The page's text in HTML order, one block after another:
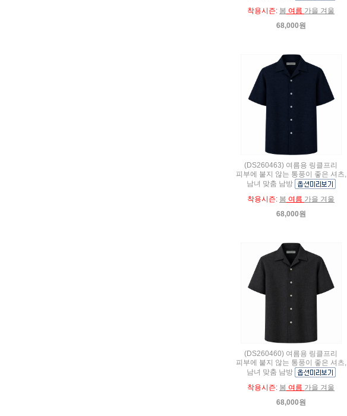
착용시즌: 봄 여름 가을 겨울
68,000원
(DS260463) 여름용 링클프리
피부에 붙지 않는 통풍이 좋은 셔츠,
남녀 맞춤 남방
착용시즌: 봄 여름 가을 겨울
68,000원
(DS260460) 여름용 링클프리
피부에 붙지 않는 통풍이 좋은 셔츠,
남녀 맞춤 남방
착용시즌: 봄 여름 가을 겨울
68,000원